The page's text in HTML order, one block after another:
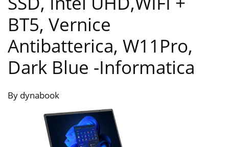
BT5, Vernice
Antibatterica, W11Pro,
Dark Blue -Informatica
By dynabook